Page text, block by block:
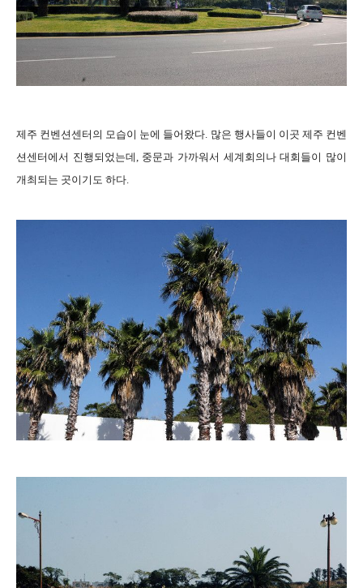
제주 컨벤션센터의 모습이 눈에 들어왔다. 많은 행사들이 이곳 제주 컨벤
션센터에서 진행되었는데, 중문과 가까워서 세계회의나 대회들이 많이
개최되는 곳이기도 하다.